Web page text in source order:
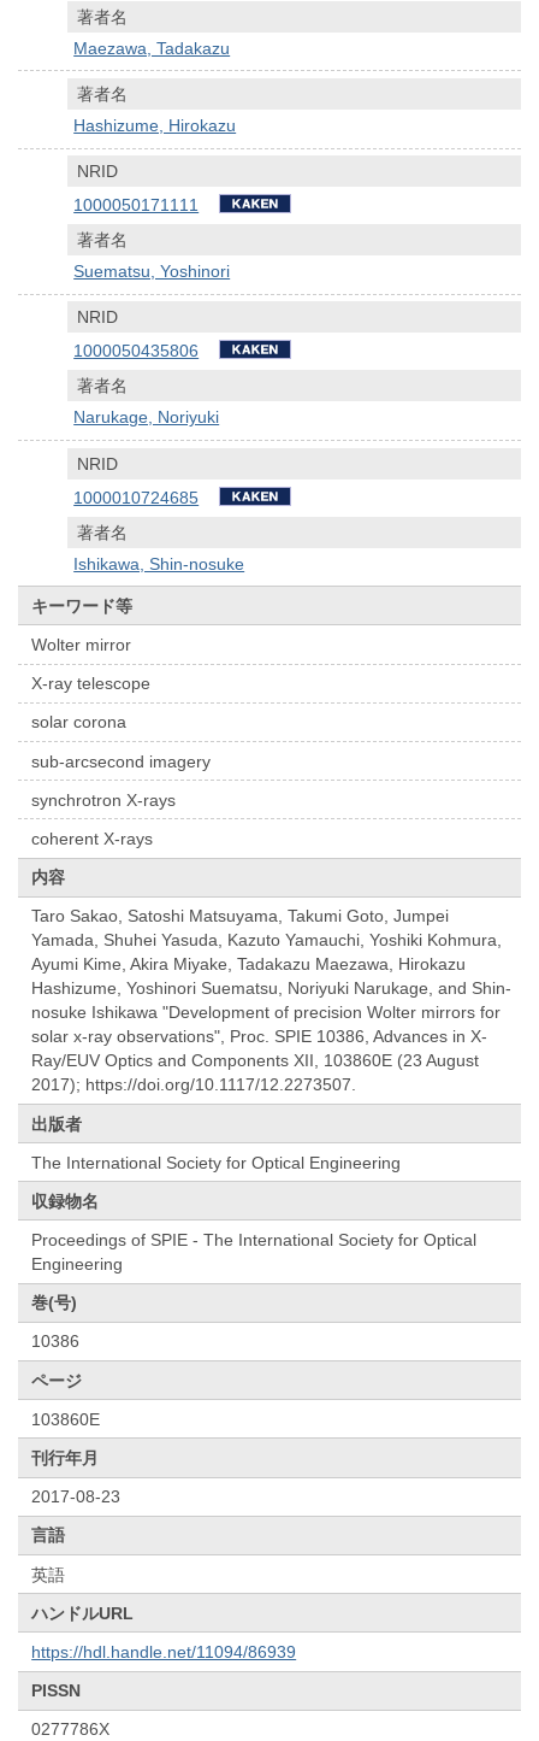
著者名
Maezawa, Tadakazu
著者名
Hashizume, Hirokazu
NRID
1000050171111
著者名
Suematsu, Yoshinori
NRID
1000050435806
著者名
Narukage, Noriyuki
NRID
1000010724685
著者名
Ishikawa, Shin-nosuke
キーワード等
Wolter mirror
X-ray telescope
solar corona
sub-arcsecond imagery
synchrotron X-rays
coherent X-rays
内容
Taro Sakao, Satoshi Matsuyama, Takumi Goto, Jumpei
Yamada, Shuhei Yasuda, Kazuto Yamauchi, Yoshiki Kohmura,
Ayumi Kime, Akira Miyake, Tadakazu Maezawa, Hirokazu
Hashizume, Yoshinori Suematsu, Noriyuki Narukage, and Shin-
nosuke Ishikawa "Development of precision Wolter mirrors for
solar x-ray observations", Proc. SPIE 10386, Advances in X-
Ray/EUV Optics and Components XII, 103860E (23 August
2017); https://doi.org/10.1117/12.2273507.
出版者
The International Society for Optical Engineering
収録物名
Proceedings of SPIE - The International Society for Optical
Engineering
巻(号)
10386
ページ
103860E
刊行年月
2017-08-23
言語
英語
ハンドルURL
https://hdl.handle.net/11094/86939
PISSN
0277786X